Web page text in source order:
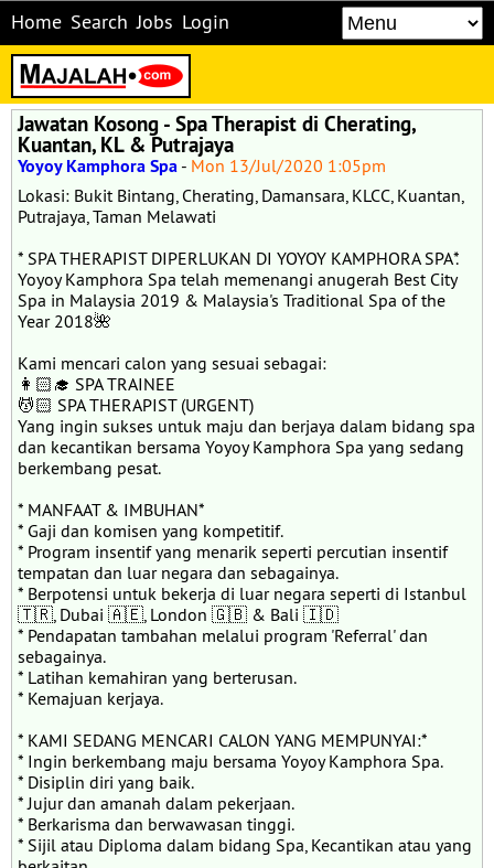
Home Search Jobs Login
Jawatan Kosong - Spa Therapist di Cherating,
Kuantan, KL & Putrajaya
Yoyoy Kamphora Spa - Mon 13/Jul/2020 1:05pm
Lokasi: Bukit Bintang, Cherating, Damansara, KLCC, Kuantan,
Putrajaya, Taman Melawati
* SPA THERAPIST DIPERLUKAN DI YOYOY KAMPHORA SPA*.
Yoyoy Kamphora Spa telah memenangi anugerah Best City
Spa in Malaysia 2019 & Malaysia's Traditional Spa of the
Year 2018🌺
Kami mencari calon yang sesuai sebagai:
👩🏻‍🎓 SPA TRAINEE
💆🏻 SPA THERAPIST (URGENT)
Yang ingin sukses untuk maju dan berjaya dalam bidang spa
dan kecantikan bersama Yoyoy Kamphora Spa yang sedang
berkembang pesat.
* MANFAAT & IMBUHAN*
* Gaji dan komisen yang kompetitif.
* Program insentif yang menarik seperti percutian insentif
tempatan dan luar negara dan sebagainya.
* Berpotensi untuk bekerja di luar negara seperti di Istanbul
🇹🇷, Dubai 🇦🇪, London 🇬🇧 & Bali 🇮🇩
* Pendapatan tambahan melalui program 'Referral' dan
sebagainya.
* Latihan kemahiran yang berterusan.
* Kemajuan kerjaya.
* KAMI SEDANG MENCARI CALON YANG MEMPUNYAI:*
* Ingin berkembang maju bersama Yoyoy Kamphora Spa.
* Disiplin diri yang baik.
* Jujur dan amanah dalam pekerjaan.
* Berkarisma dan berwawasan tinggi.
* Sijil atau Diploma dalam bidang Spa, Kecantikan atau yang